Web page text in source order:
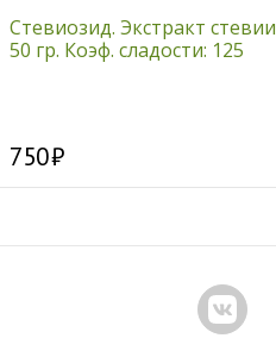
Стевиозид. Экстракт стевии
50 гр. Коэф. сладости: 125
750